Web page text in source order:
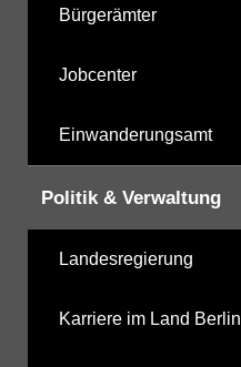
Bürgerämter
Jobcenter
Einwanderungsamt
Politik & Verwaltung
Landesregierung
Karriere im Land Berlin